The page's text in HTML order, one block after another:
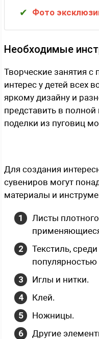
Фото
Необходимые
Творческие занятия
интерес у детей всех
яркому дизайну и
представить в
поделки из пуговиц
Для создания
сувениров могут
материалы и
Листы
применяющиеся
Текстиль,
популярностью
Иглы и нитки.
Клей.
Ножницы.
Другие